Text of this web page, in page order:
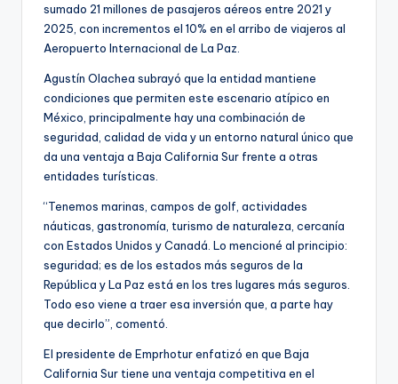
sumado 21 millones de pasajeros aéreos entre 2021 y
2025, con incrementos el 10% en el arribo de viajeros al
Aeropuerto Internacional de La Paz.
Agustín Olachea subrayó que la entidad mantiene
condiciones que permiten este escenario atípico en
México, principalmente hay una combinación de
seguridad, calidad de vida y un entorno natural único que
da una ventaja a Baja California Sur frente a otras
entidades turísticas.
“Tenemos marinas, campos de golf, actividades
náuticas, gastronomía, turismo de naturaleza, cercanía
con Estados Unidos y Canadá. Lo mencioné al principio:
seguridad; es de los estados más seguros de la
República y La Paz está en los tres lugares más seguros.
Todo eso viene a traer esa inversión que, a parte hay
que decirlo”, comentó.
El presidente de Emprhotur enfatizó en que Baja
California Sur tiene una ventaja competitiva en el